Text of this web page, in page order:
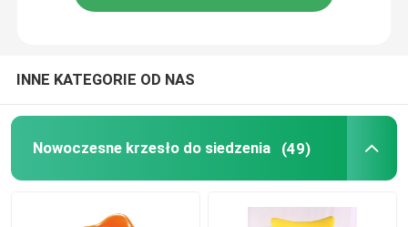
Klasyczna współczesna sofa
INNE KATEGORIE OD NAS
Nowoczesne krzesło do siedzenia (49)